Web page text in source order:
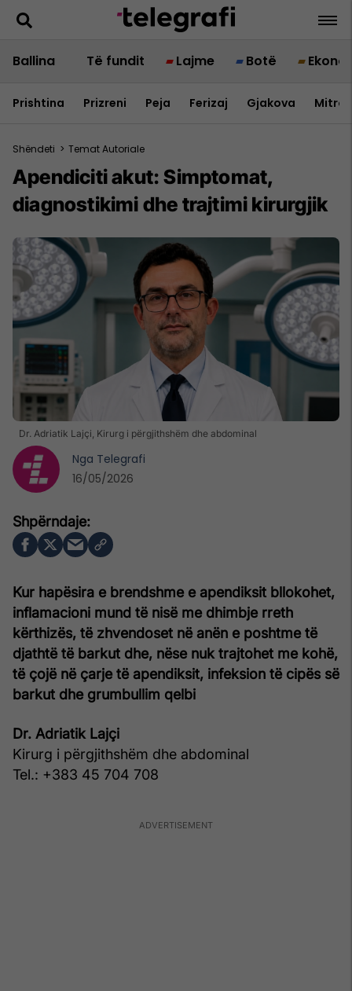
Ballina Të fundit Lajme Botë
Prishtina Prizreni Peja Ferizaj Gjakova
Shëndeti > Temat Autoriale
Apendiciti akut: Simptomat,
diagnostikimi dhe trajtimi kirurgjik
Dr. Adriatik Lajçi, Kirurg i përgjithshëm dhe abdominal
Kur hapësira e brendshme e apendiksit bllokohet,
inflamacioni mund të nisë me dhimbje rreth
kërthizës, të zhvendoset në anën e poshtme të
djathtë të barkut dhe, nëse nuk trajtohet me kohë,
të çojë në çarje të apendiksit, infeksion të cipës së
barkut dhe grumbullim qelbi
Dr. Adriatik Lajçi
Kirurg i përgjithshëm dhe abdominal
Tel.: +383 45 704 708
Nga Telegrafi
16/05/2026